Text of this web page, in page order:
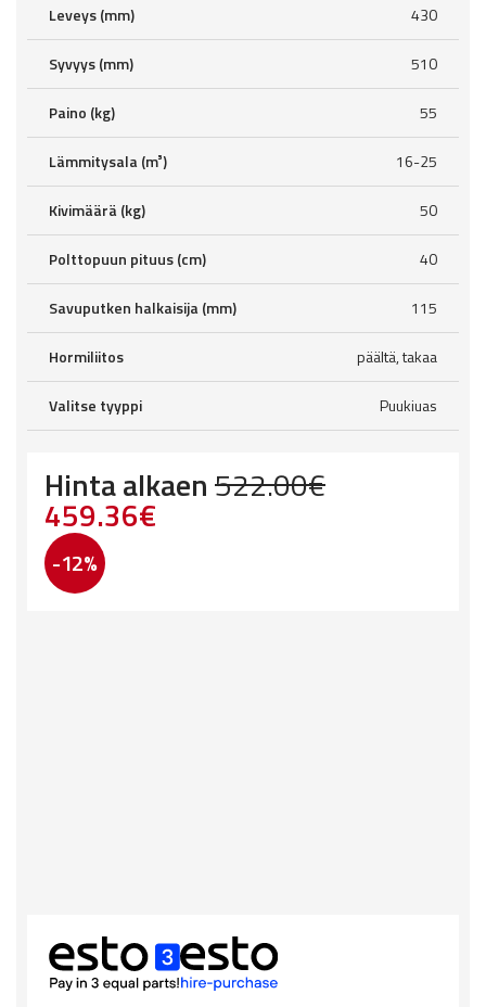
Leveys (mm) 430
Syvyys (mm) 510
Paino (kg) 55
Lämmitysala (m³) 16-25
Kivimäärä (kg) 50
Polttopuun pituus (cm) 40
Savuputken halkaisija (mm) 115
Hormiliitos päältä, takaa
Valitse tyyppi Puukiuas
Hinta alkaen522.00€
Original
price
was:
522.00€.
459.36€
-12%